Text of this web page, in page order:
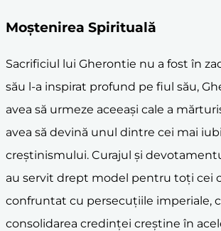
Moștenirea Spirituală
Sacrificiul lui Gherontie nu a fost în
său l-a inspirat profund pe fiul său,
avea să urmeze aceeași cale a
avea să devină unul dintre cei mai
creștinismului. Curajul și
au servit drept model pentru toți cei
confruntat cu persecuțiile imperiale,
consolidarea credinței creștine în